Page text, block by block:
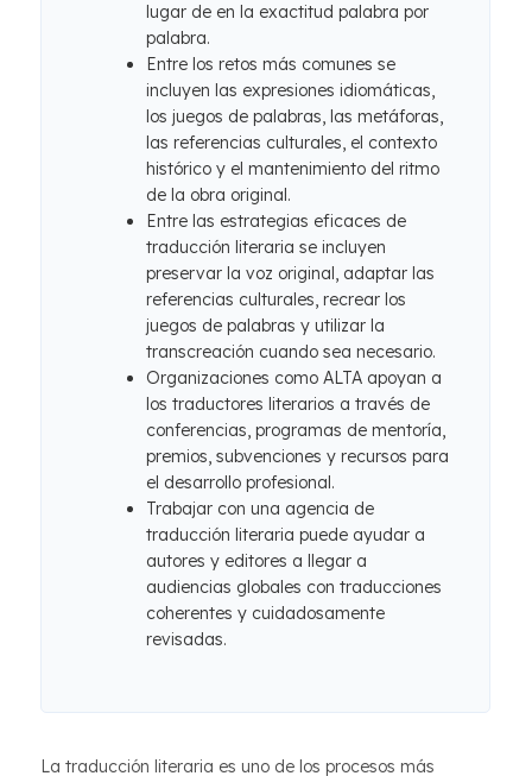
lugar de en la exactitud palabra por
palabra.
Entre los retos más comunes se
incluyen las expresiones idiomáticas,
los juegos de palabras, las metáforas,
las referencias culturales, el contexto
histórico y el mantenimiento del ritmo
de la obra original.
Entre las estrategias eficaces de
traducción literaria se incluyen
preservar la voz original, adaptar las
referencias culturales, recrear los
juegos de palabras y utilizar la
transcreación cuando sea necesario.
Organizaciones como ALTA apoyan a
los traductores literarios a través de
conferencias, programas de mentoría,
premios, subvenciones y recursos para
el desarrollo profesional.
Trabajar con una agencia de
traducción literaria puede ayudar a
autores y editores a llegar a
audiencias globales con traducciones
coherentes y cuidadosamente
revisadas.
La traducción literaria es uno de los procesos más